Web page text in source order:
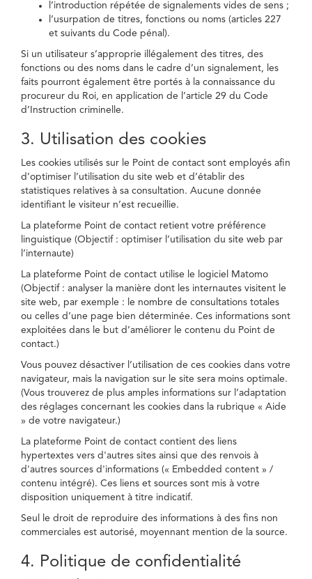
l’introduction répétée de signalements vides de sens ;
l’usurpation de titres, fonctions ou noms (articles 227
et suivants du Code pénal).
Si un utilisateur s’approprie illégalement des titres, des
fonctions ou des noms dans le cadre d’un signalement, les
faits pourront également être portés à la connaissance du
procureur du Roi, en application de l’article 29 du Code
d’Instruction criminelle.
3. Utilisation des cookies
Les cookies utilisés sur le Point de contact sont employés afin
d’optimiser l’utilisation du site web et d’établir des
statistiques relatives à sa consultation. Aucune donnée
identifiant le visiteur n’est recueillie.
La plateforme Point de contact retient votre préférence
linguistique (Objectif : optimiser l’utilisation du site web par
l’internaute)
La plateforme Point de contact utilise le logiciel Matomo
(Objectif : analyser la manière dont les internautes visitent le
site web, par exemple : le nombre de consultations totales
ou celles d’une page bien déterminée. Ces informations sont
exploitées dans le but d’améliorer le contenu du Point de
contact.)
Vous pouvez désactiver l’utilisation de ces cookies dans votre
navigateur, mais la navigation sur le site sera moins optimale.
(Vous trouverez de plus amples informations sur l’adaptation
des réglages concernant les cookies dans la rubrique « Aide
» de votre navigateur.)
La plateforme Point de contact contient des liens
hypertextes vers d'autres sites ainsi que des renvois à
d'autres sources d'informations (« Embedded content » /
contenu intégré). Ces liens et sources sont mis à votre
disposition uniquement à titre indicatif.
Seul le droit de reproduire des informations à des fins non
commerciales est autorisé, moyennant mention de la source.
4. Politique de confidentialité